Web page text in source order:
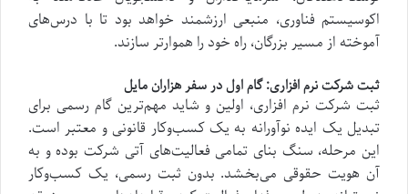
اکوسیستم فناوری، منبعی ارزشمند خواهد بود تا با درس‌های
آموخته از مسیر بزرگان، راه خود را هموارتر سازند.
ثبت شرکت نرم افزاری: گام اول در سفر هزاران مایل
ثبت شرکت نرم افزاری، اولین و شاید مهم‌ترین گام رسمی برای
تبدیل یک ایده نوآورانه به یک کسب‌وکار قانونی و معتبر است.
این مرحله، سنگ بنای تمامی فعالیت‌های آتی شرکت بوده و به
آن هویت حقوقی می‌بخشد. بدون ثبت رسمی، یک کسب‌وکار